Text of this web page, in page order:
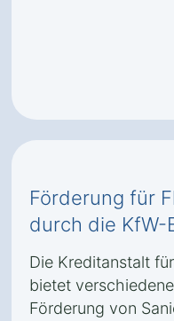
Förderung für
durch die KfW-
Die Kreditanstalt
bietet
Förderung von